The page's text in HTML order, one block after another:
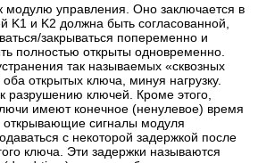
модулю управления. Оно заключается в
K1 и K2 должна быть согласованной,
закрываться попеременно и
полностью открыты одновременно.
так называемых «сквозных
открытых ключа, минуя нагрузку.
разрушению ключей. Кроме этого,
имеют конечное (ненулевое) время
открывающие сигналы модуля
с некоторой задержкой после
ключа. Эти задержки называются